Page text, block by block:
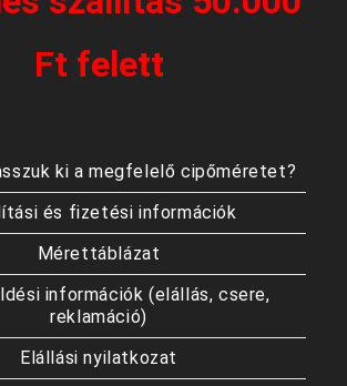
Ft felett
ki a megfelelő cipőméretet?
és fizetési információk
Mérettáblázat
információk (elállás, csere,
reklamáció)
Elállási nyilatkozat